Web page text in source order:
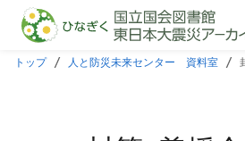
本文に飛ぶ
トップ 人と防災未来センター 資料室